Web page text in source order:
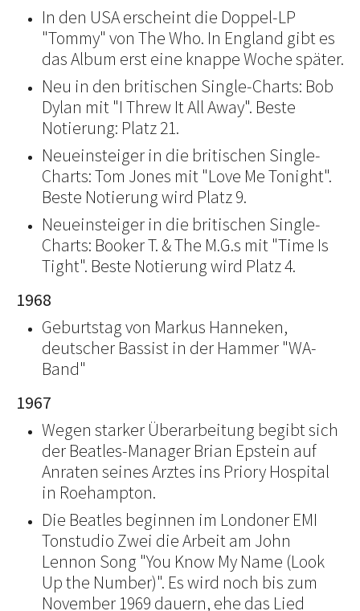
In den USA erscheint die Doppel-LP
"Tommy" von The Who. In England gibt es
das Album erst eine knappe Woche später.
Neu in den britischen Single-Charts: Bob
Dylan mit "I Threw It All Away". Beste
Notierung: Platz 21.
Neueinsteiger in die britischen Single-
Charts: Tom Jones mit "Love Me Tonight".
Beste Notierung wird Platz 9.
Neueinsteiger in die britischen Single-
Charts: Booker T. & The M.G.s mit "Time Is
Tight". Beste Notierung wird Platz 4.
1968
Geburtstag von Markus Hanneken,
deutscher Bassist in der Hammer "WA-
Band"
1967
Wegen starker Überarbeitung begibt sich
der Beatles-Manager Brian Epstein auf
Anraten seines Arztes ins Priory Hospital
in Roehampton.
Die Beatles beginnen im Londoner EMI
Tonstudio Zwei die Arbeit am John
Lennon Song "You Know My Name (Look
Up the Number)". Es wird noch bis zum
November 1969 dauern, ehe das Lied